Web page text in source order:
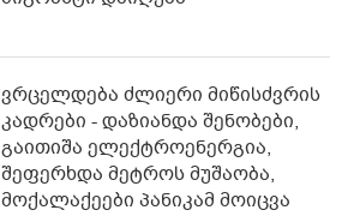
ვრცელდება ძლიერი მიწისძვრის
კადრები - დაზიანდა შენობები,
გაითიშა ელექტროენერგია,
შეფერხდა მეტროს მუშაობა,
მოქალაქეები პანიკამ მოიცვა